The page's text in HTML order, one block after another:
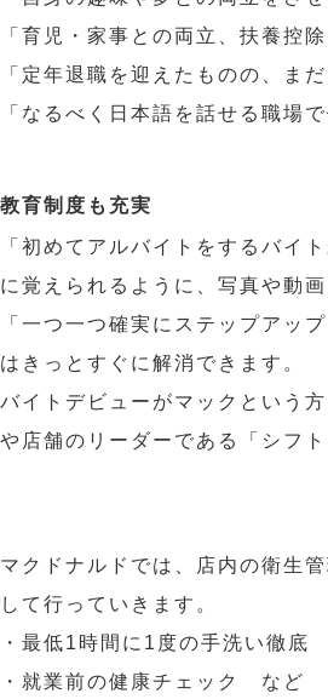
「育児・家事との両立、扶養控
「定年退職を迎えたものの、ま
「なるべく日本語を話せる職場
教育制度も充実
「初めてアルバイトをするバイ
に覚えられるように、写真や動
「一つ一つ確実にステップアッ
はきっとすぐに解消できます。
バイトデビューがマックという
や店舗のリーダーである「シフ
マクドナルドでは、店内の衛生
して行っていきます。
・最低1時間に1度の手洗い徹底
・就業前の健康チェック など